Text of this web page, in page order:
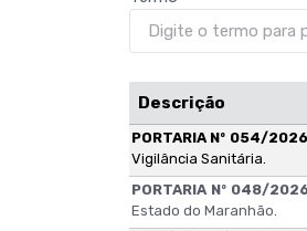
Descrição
PORTARIA Nº 054/
Vigilância Sanitária.
PORTARIA Nº 048/
Estado do Maranhão.